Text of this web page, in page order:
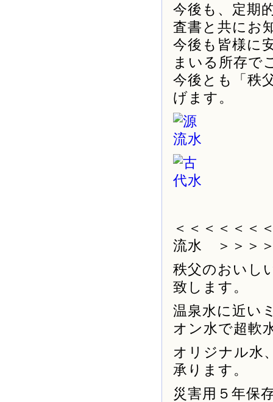
今後も、定期
査書と共にお
今後も皆様に
まいる所存で
今後とも「秩
げます。
＜＜＜＜＜
流水 ＞＞＞
秩父のおいし
致します。
温泉水に近い
オン水で超軟
オリジナル水
承ります。
災害用５年保